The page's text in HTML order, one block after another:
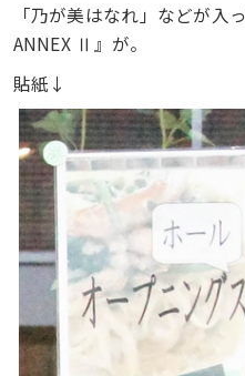
「乃が美はなれ」などが入
ANNEX Ⅱ』が。
貼紙↓